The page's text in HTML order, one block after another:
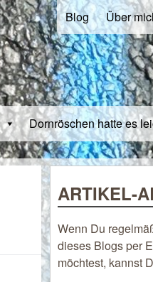
Blog Über
Dornröschen hatte es
ARTIKEL-
Wenn Du
dieses Blogs per
möchtest, kannst